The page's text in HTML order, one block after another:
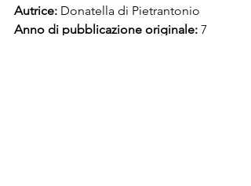
Autrice: Donatella di Pietrantonio
Anno di pubblicazione originale: 7